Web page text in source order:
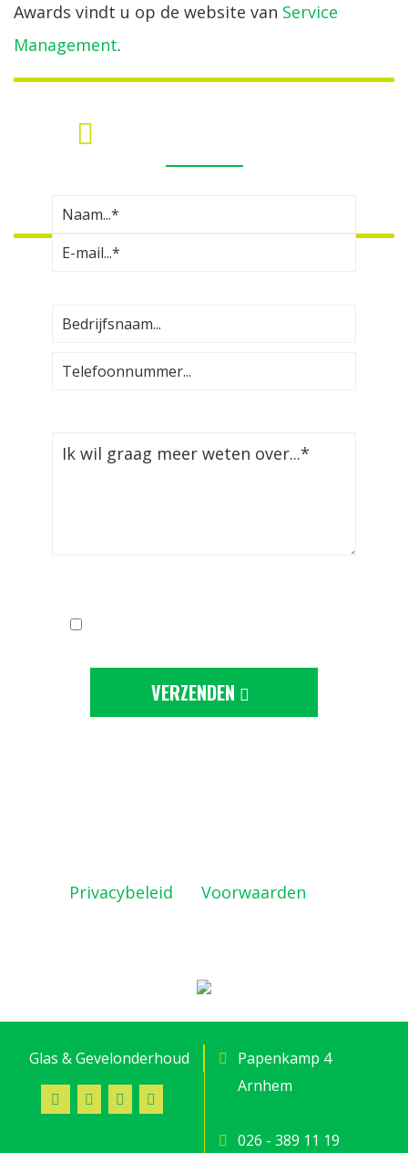
Awards vindt u op de website van Service
Management.
VERZENDEN
Privacybeleid enVoorwaarden
Glas & Gevelonderhoud
Papenkamp 4
Arnhem
026 - 389 11 19